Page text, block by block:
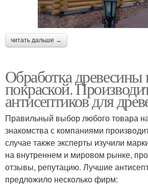
читать дальше →
Обработка древесины
покраской.
антисептиков для
Правильный выбор любого товара
знакомства с компаниями
случае также эксперты изучили
на внутреннем и мировом рынке,
отзывы, репутацию. Лучшие
предложило несколько фирм: